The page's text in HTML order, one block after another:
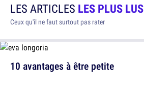
LES ARTICLES LES PLUS LUS
Ceux qu'il ne faut surtout pas rater
10 avantages à être petite